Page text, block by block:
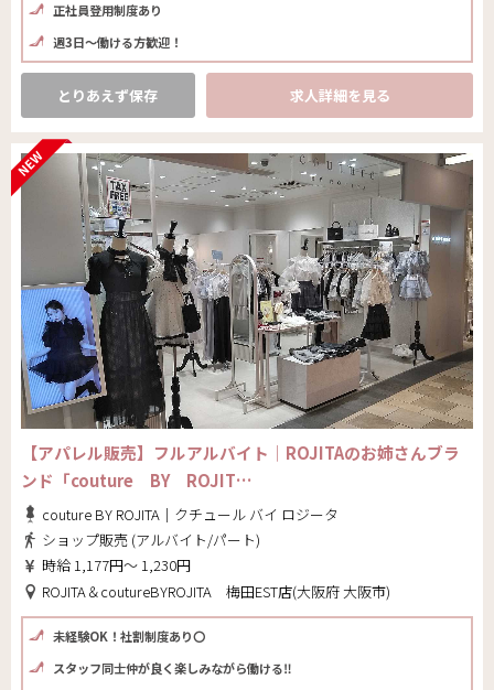
正社員登用制度あり
週3日～働ける方歓迎！
とりあえず保存 求人詳細を見る
【アパレル販売】フルアルバイト│ROJITAのお姉さんブラ
ンド「couture BY ROJIT…
couture BY ROJITA｜クチュール バイ ロジータ
ショップ販売 (アルバイト/パート)
時給 1,177円～ 1,230円
ROJITA＆coutureBYROJITA 梅田EST店(大阪府 大阪市)
未経験OK！社割制度あり〇
スタッフ同士仲が良く楽しみながら働ける‼